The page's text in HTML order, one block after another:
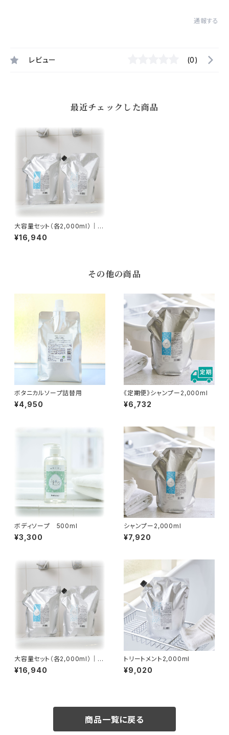
通報する
レビュー (0)
最近チェックした商品
大容量セット（各2,000ml）｜セ
ットでお得・送料無料
¥16,940
その他の商品
ボタニカルソープ詰替用
¥4,950
《定期便》シャンプー2,000ml
¥6,732
ボディソープ 500ml
¥3,300
シャンプー2,000ml
¥7,920
大容量セット（各2,000ml）｜セ
ットでお得・送料無料
¥16,940
トリートメント2,000ml
¥9,020
商品一覧に戻る